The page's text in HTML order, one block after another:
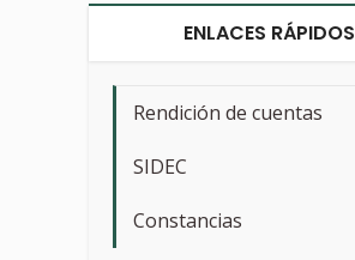
ENLACES RÁPIDOS
Rendición de cuentas
SIDEC
Constancias